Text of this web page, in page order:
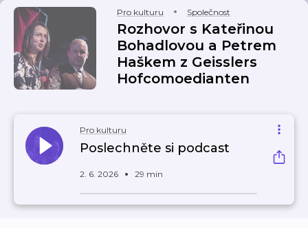
Pro kulturu Společnost
Rozhovor s Kateřinou
Bohadlovou a Petrem
Haškem z Geisslers
Hofcomoedianten
Pro kulturu
Poslechněte si podcast
2. 6. 2026 29 min